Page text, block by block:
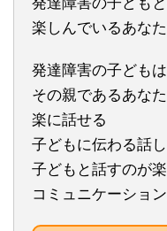
楽しんでいるあな
発達障害の子ども
その親であるあな
楽に話せる
子どもに伝わる話
子どもと話すのが
コミュニケーショ